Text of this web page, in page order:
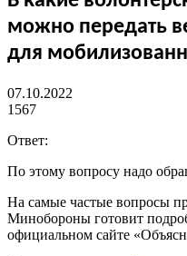
можно передать
для
07.10.2022
1567
Ответ:
По этому вопросу надо
На самые частые вопросы
Минобороны готовит
официальном сайте